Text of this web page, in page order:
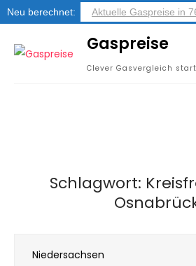
Neu berechnet: Aktuelle Gaspreise in
Gaspreise
Clever Gasvergleich
Schlagwort:
Niedersachsen